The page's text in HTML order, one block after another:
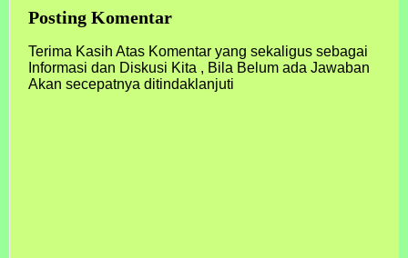
Posting Komentar
Terima Kasih Atas Komentar yang sekaligus sebagai
Informasi dan Diskusi Kita , Bila Belum ada Jawaban
Akan secepatnya ditindaklanjuti